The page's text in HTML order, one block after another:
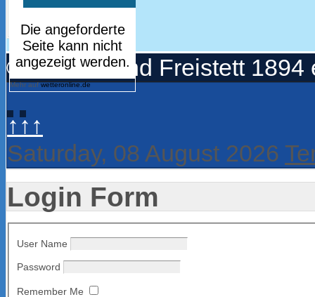
Mehr aufwetteronline.de
© Turnerbund Freistett 1894
↑↑↑
Saturday, 08 August 2026
Login Form
User Name
Password
Remember Me